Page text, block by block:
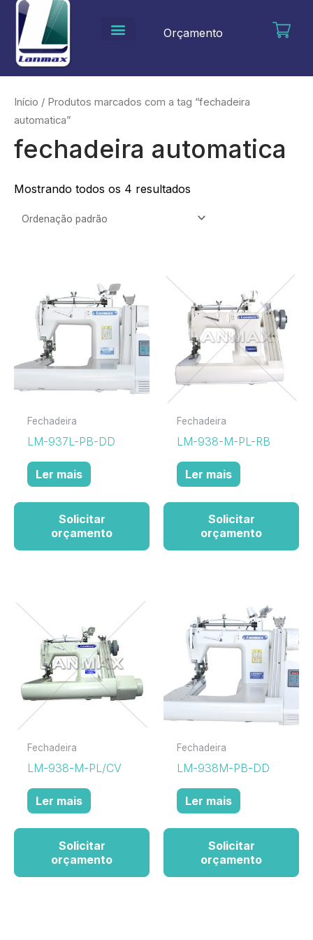
para
conteúdo
Orçamento
Início / Produtos marcados com a tag “fechadeira
automatica”
fechadeira automatica
Mostrando todos os 4 resultados
Fechadeira
LM-937L-PB-DD
Ler mais
Solicitar
orçamento
Fechadeira
LM-938-M-PL-RB
Ler mais
Solicitar
orçamento
Fechadeira
LM-938-M-PL/CV
Ler mais
Solicitar
orçamento
Fechadeira
LM-938M-PB-DD
Ler mais
Solicitar
orçamento